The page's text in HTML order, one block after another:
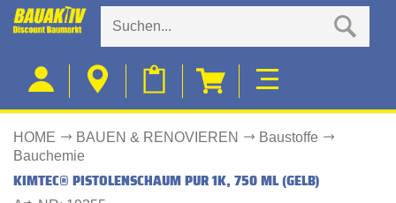
HOME BAUEN & RENOVIEREN
Baustoffe
Bauchemie
KIMTEC® PISTOLENSCHAUM PUR 1K, 750 ML (GELB)